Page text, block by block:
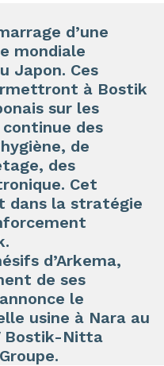
d’une
mondiale
Japon. Ces
à Bostik
sur les
des
de
des
Cet
dans la stratégie
d’Arkema,
de ses
le
usine à Nara au
Bostik-Nitta